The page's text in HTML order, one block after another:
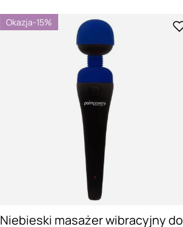
Okazja-15%
Niebieski masażer wibracyjny do